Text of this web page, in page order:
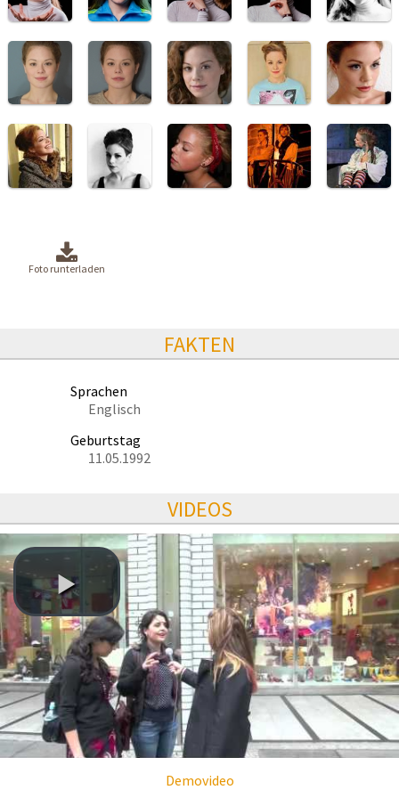
Foto runterladen
FAKTEN
Sprachen
Englisch
Geburtstag
11.05.1992
VIDEOS
Demovideo